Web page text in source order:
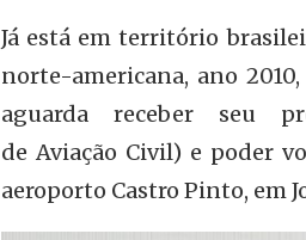
Já está em território
norte-americana, ano
aguarda receber seu
de Aviação Civil) e poder
aeroporto Castro Pinto, em